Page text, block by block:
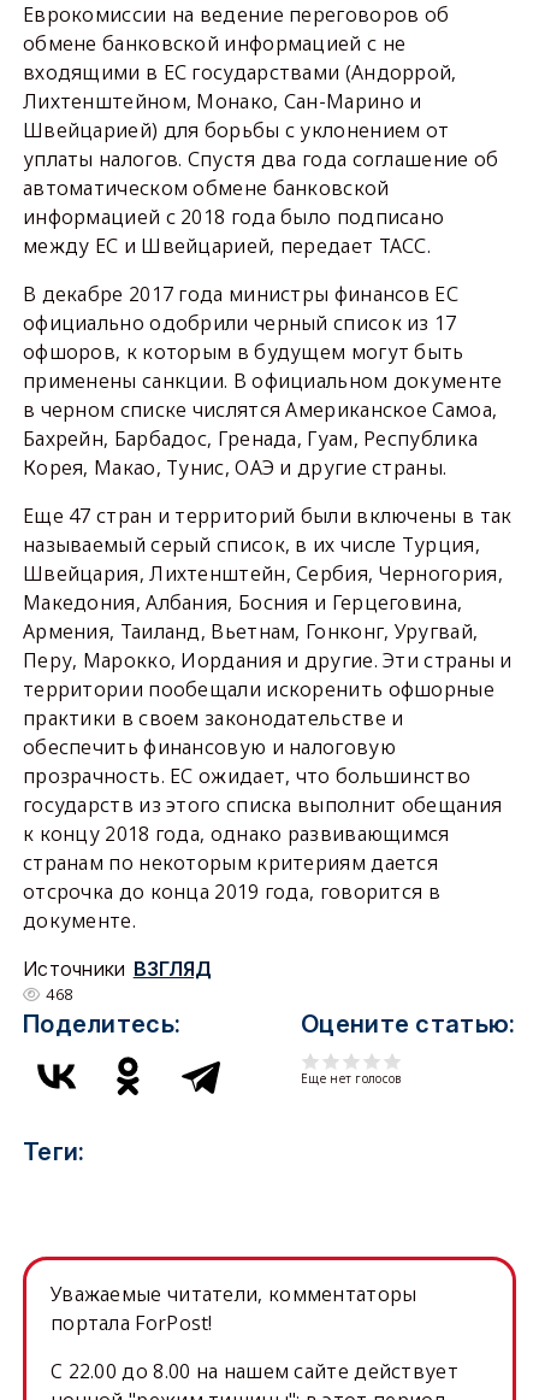
Еврокомиссии на ведение переговоров об
обмене банковской информацией с не
входящими в ЕС государствами (Андоррой,
Лихтенштейном, Монако, Сан-Марино и
Швейцарией) для борьбы с уклонением от
уплаты налогов. Спустя два года соглашение об
автоматическом обмене банковской
информацией с 2018 года было подписано
между ЕС и Швейцарией, передает ТАСС.
В декабре 2017 года министры финансов ЕС
официально одобрили черный список из 17
офшоров, к которым в будущем могут быть
применены санкции. В официальном документе
в черном списке числятся Американское Самоа,
Бахрейн, Барбадос, Гренада, Гуам, Республика
Корея, Макао, Тунис, ОАЭ и другие страны.
Еще 47 стран и территорий были включены в так
называемый серый список, в их числе Турция,
Швейцария, Лихтенштейн, Сербия, Черногория,
Македония, Албания, Босния и Герцеговина,
Армения, Таиланд, Вьетнам, Гонконг, Уругвай,
Перу, Марокко, Иордания и другие. Эти страны и
территории пообещали искоренить офшорные
практики в своем законодательстве и
обеспечить финансовую и налоговую
прозрачность. ЕС ожидает, что большинство
государств из этого списка выполнит обещания
к концу 2018 года, однако развивающимся
странам по некоторым критериям дается
отсрочка до конца 2019 года, говорится в
документе.
Источники ВЗГЛЯД
468
Поделитесь: Оцените статью:
Еще нет голосов
Теги:
Уважаемые читатели, комментаторы
портала ForPost!
C 22.00 до 8.00 на нашем сайте действует